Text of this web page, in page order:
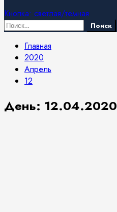
Кнопка: светлая/темная
Найти:
Главная
2020
Апрель
12
День: 12.04.2020